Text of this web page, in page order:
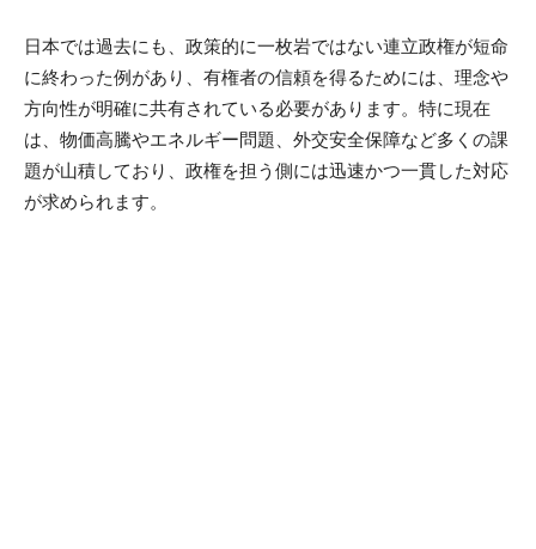
日本では過去にも、政策的に一枚岩ではない連立政権が短命
に終わった例があり、有権者の信頼を得るためには、理念や
方向性が明確に共有されている必要があります。特に現在
は、物価高騰やエネルギー問題、外交安全保障など多くの課
題が山積しており、政権を担う側には迅速かつ一貫した対応
が求められます。